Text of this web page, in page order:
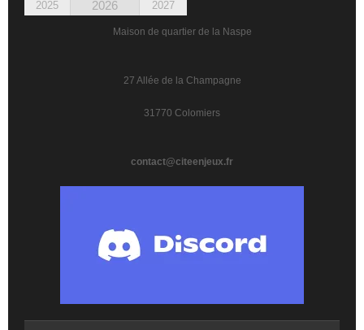
2025 2026 2027
Maison de quartier de la Naspe
27 Allée de la Champagne
31770 Colomiers
contact@citeenjeux.fr